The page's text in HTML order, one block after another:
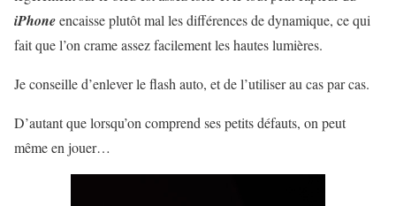
iPhoneencaisse plutôt mal les différences de dynamique, ce qui
fait que l’on crame assez facilement les hautes lumières.
Je conseille d’enlever le flash auto, et de l’utiliser au cas par cas.
D’autant que lorsqu’on comprend ses petits défauts, on peut
même en jouer…